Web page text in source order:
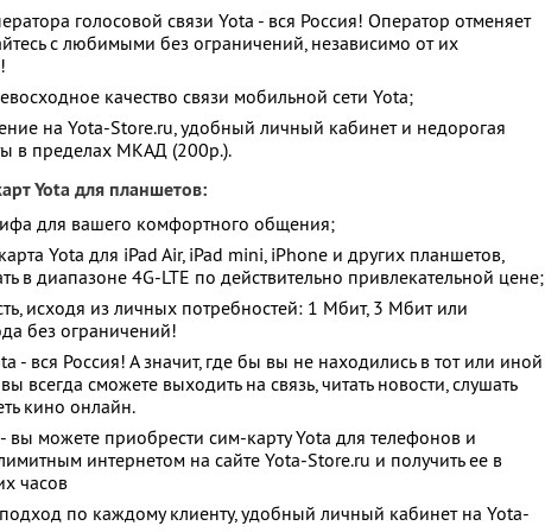
голосовой связи Yota - вся Россия! Оператор отменяет
с любимыми без ограничений, независимо от их
качество связи мобильной сети Yota;
на Yota-Store.ru, удобный личный кабинет и недорогая
в пределах МКАД (200р.).
Yota для планшетов:
для вашего комфортного общения;
Yota для iPad Air, iPad mini, iPhone и других планшетов,
в диапазоне 4G-LTE по действительно привлекательной цене;
исходя из личных потребностей: 1 Мбит, 3 Мбит или
без ограничений!
- вся Россия! А значит, где бы вы не находились в тот или иной
всегда сможете выходить на связь, читать новости, слушать
кино онлайн.
вы можете приобрести сим-карту Yota для телефонов и
интернетом на сайте Yota-Store.ru и получить ее в
часов
по каждому клиенту, удобный личный кабинет на Yota-